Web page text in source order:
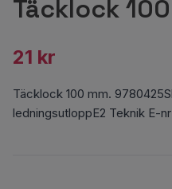
Täcklock
21 kr
Täcklock 100 mm.
ledningsutloppE2 Teknik E-